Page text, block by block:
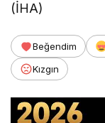
(İHA)
Beğendim
Kızgın